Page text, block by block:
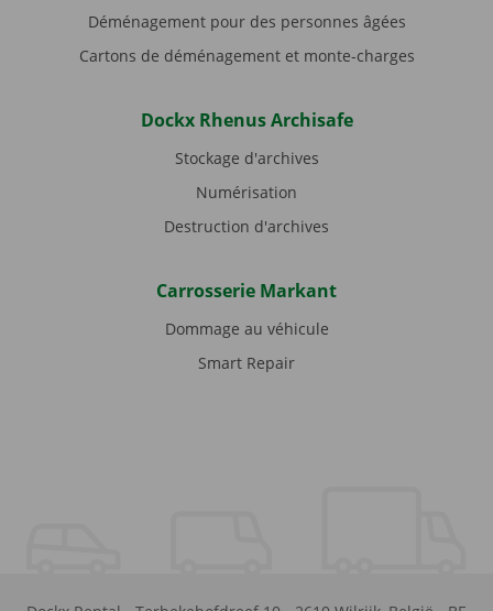
Déménagement pour des personnes âgées
Cartons de déménagement et monte-charges
Dockx Rhenus Archisafe
Stockage d'archives
Numérisation
Destruction d'archives
Carrosserie Markant
Dommage au véhicule
Smart Repair